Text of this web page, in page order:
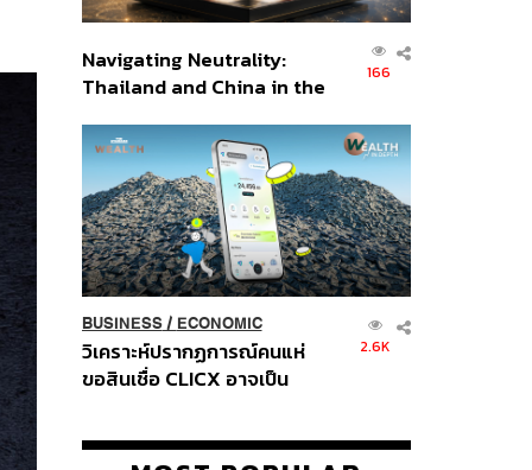
Navigating Neutrality:
Thailand and China in the
Order
166
BUSINESS/ ECONOMIC
วิเคราะห์ปรากฏการณ์คนแห่
ขอสินเชื่อ CLICX อาจเป็น
ปัญหาหนี้ครัวเรือนไทยที่ถูกซุก
2.6K